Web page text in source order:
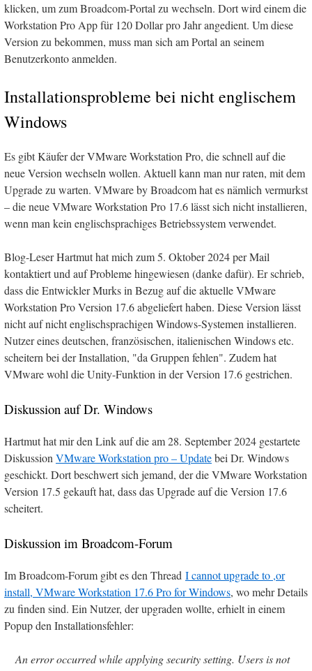
klicken, um zum Broadcom-Portal zu wechseln. Dort wird einem die
Workstation Pro App für 120 Dollar pro Jahr angedient. Um diese
Version zu bekommen, muss man sich am Portal an seinem
Benutzerkonto anmelden.
Installationsprobleme bei nicht englischem
Windows
Es gibt Käufer der VMware Workstation Pro, die schnell auf die
neue Version wechseln wollen. Aktuell kann man nur raten, mit dem
Upgrade zu warten. VMware by Broadcom hat es nämlich vermurkst
– die neue VMware Workstation Pro 17.6 lässt sich nicht installieren,
wenn man kein englischsprachiges Betriebssystem verwendet.
Blog-Leser Hartmut hat mich zum 5. Oktober 2024 per Mail
kontaktiert und auf Probleme hingewiesen (danke dafür). Er schrieb,
dass die Entwickler Murks in Bezug auf die aktuelle VMware
Workstation Pro Version 17.6 abgeliefert haben. Diese Version lässt
nicht auf nicht englischsprachigen Windows-Systemen installieren.
Nutzer eines deutschen, französischen, italienischen Windows etc.
scheitern bei der Installation, "da Gruppen fehlen". Zudem hat
VMware wohl die Unity-Funktion in der Version 17.6 gestrichen.
Diskussion auf Dr. Windows
Hartmut hat mir den Link auf die am 28. September 2024 gestartete
Diskussion VMware Workstation pro – Updatebei Dr. Windows
geschickt. Dort beschwert sich jemand, der die VMware Workstation
Version 17.5 gekauft hat, dass das Upgrade auf die Version 17.6
scheitert.
Diskussion im Broadcom-Forum
Im Broadcom-Forum gibt es den Thread I cannot upgrade to ,or
install, VMware Workstation 17.6 Pro for Windows, wo mehr Details
zu finden sind. Ein Nutzer, der upgraden wollte, erhielt in einem
Popup den Installationsfehler:
An error occurred while applying security setting. Users is not